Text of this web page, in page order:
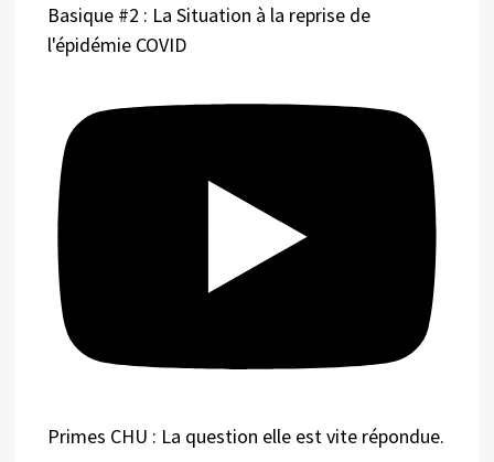
Basique #2 : La Situation à la reprise de
l'épidémie COVID
Primes CHU : La question elle est vite répondue.